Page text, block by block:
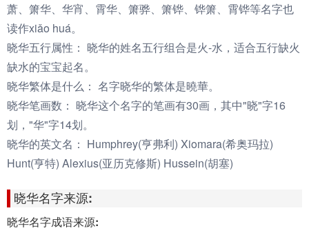
萧、箫华、华宵、霄华、箫骅、箫铧、铧箫、霄铧等名字也
读作xiǎo huá。
晓华五行属性： 晓华的姓名五行组合是火-水，适合五行缺火
缺水的宝宝起名。
晓华繁体是什么： 名字晓华的繁体是曉華。
晓华笔画数： 晓华这个名字的笔画有30画，其中"晓"字16
划，"华"字14划。
晓华的英文名： Humphrey(亨弗利) Xiomara(希奥玛拉)
Hunt(亨特) Alexius(亚历克修斯) Hussein(胡塞)
晓华名字来源:
晓华名字成语来源: